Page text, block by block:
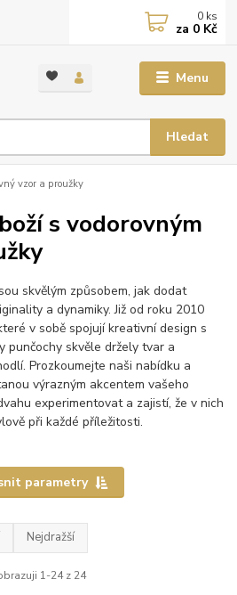
Menu
Hledat
0 ks
za 0 Kč
vzor a proužky
s vodorovným
skvělým způsobem, jak dodat
a dynamiky. Již od roku 2010
v sobě spojují kreativní design s
punčochy skvěle držely tvar a
Prozkoumejte naši nabídku a
výrazným akcentem vašeho
experimentovat a zajistí, že v nich
při každé příležitosti.
parametry
Nejdražší
1-24 z 24